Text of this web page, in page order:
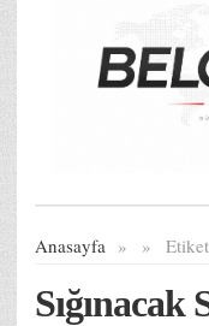
Anasayfa » »